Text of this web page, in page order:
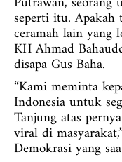
seperti itu.
ceramah lain yang
KH Ahmad
disapa Gus Baha.
“Kami meminta
Indonesia untuk
Tanjung atas
viral di
Demokrasi yang